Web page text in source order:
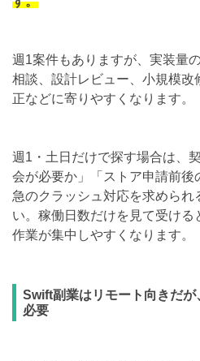
週1案件もありますが、実装量
相談、設計レビュー、小規模改
正などに寄りやすくなります。
週1・土日だけで探す場合は、
会が必要か」「ストア申請前後
急のクラッシュ対応を求められ
い。稼働日数だけを見て受ける
作業が集中しやすくなります。
Swift副業はリモート向きだ
必要